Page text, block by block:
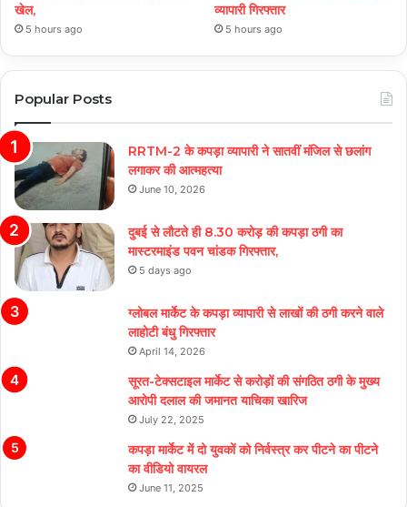
खेल,
5 hours ago
व्यापारी गिरफ्तार
5 hours ago
Popular Posts
RRTM-2 के कपड़ा व्यापारी ने सातवीं मंजिल से छलांग
लगाकर की आत्महत्या
June 10, 2026
दुबई से लौटते ही 8.30 करोड़ की कपड़ा ठगी का
मास्टरमाइंड पवन चांडक गिरफ्तार,
5 days ago
ग्लोबल मार्केट के कपड़ा व्यापारी से लाखों की ठगी करने वाले
लाहोटी बंधु गिरफ्तार
April 14, 2026
सूरत-टेक्सटाइल मार्केट से करोड़ों की संगठित ठगी के मुख्य
आरोपी दलाल की जमानत याचिका खारिज
July 22, 2025
कपड़ा मार्केट में दो युवकों को निर्वस्त्र कर पीटने का पीटने
का वीडियो वायरल
June 11, 2025